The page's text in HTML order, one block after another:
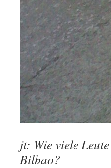
jt: Wie viele
Bilbao?